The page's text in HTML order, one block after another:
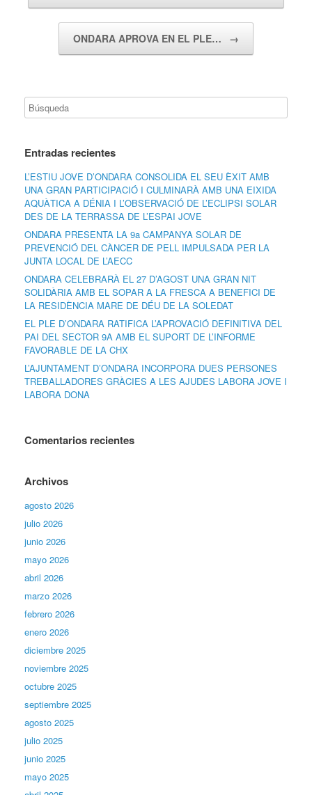
ONDARA APROVA EN EL PLE… →
Entradas recientes
L’ESTIU JOVE D’ONDARA CONSOLIDA EL SEU ÈXIT AMB
UNA GRAN PARTICIPACIÓ I CULMINARÀ AMB UNA EIXIDA
AQUÀTICA A DÉNIA I L’OBSERVACIÓ DE L’ECLIPSI SOLAR
DES DE LA TERRASSA DE L’ESPAI JOVE
ONDARA PRESENTA LA 9a CAMPANYA SOLAR DE
PREVENCIÓ DEL CÀNCER DE PELL IMPULSADA PER LA
JUNTA LOCAL DE L’AECC
ONDARA CELEBRARÀ EL 27 D’AGOST UNA GRAN NIT
SOLIDÀRIA AMB EL SOPAR A LA FRESCA A BENEFICI DE
LA RESIDÈNCIA MARE DE DÉU DE LA SOLEDAT
EL PLE D’ONDARA RATIFICA L’APROVACIÓ DEFINITIVA DEL
PAI DEL SECTOR 9A AMB EL SUPORT DE L’INFORME
FAVORABLE DE LA CHX
L’AJUNTAMENT D’ONDARA INCORPORA DUES PERSONES
TREBALLADORES GRÀCIES A LES AJUDES LABORA JOVE I
LABORA DONA
Comentarios recientes
Archivos
agosto 2026
julio 2026
junio 2026
mayo 2026
abril 2026
marzo 2026
febrero 2026
enero 2026
diciembre 2025
noviembre 2025
octubre 2025
septiembre 2025
agosto 2025
julio 2025
junio 2025
mayo 2025